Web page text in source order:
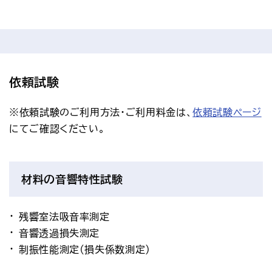
依頼試験
※依頼試験のご利用方法・ご利用料金は、依頼試験ページ
にてご確認ください。
材料の音響特性試験
残響室法吸音率測定
音響透過損失測定
制振性能測定(損失係数測定)